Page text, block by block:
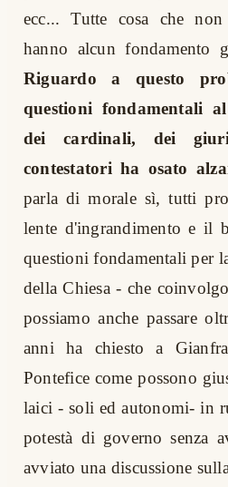
ecc... Tutte cosa che
hanno alcun fondamento
Riguardo a questo
questioni fondamentali
dei cardinali, dei
contestatori ha osato
parla di morale sì, tutti
lente d'ingrandimento e il
questioni fondamentali per
della Chiesa - che
possiamo anche passare
anni ha chiesto a
Pontefice come possono
laici - soli ed autonomi- in
potestà di governo senza
avviato una discussione